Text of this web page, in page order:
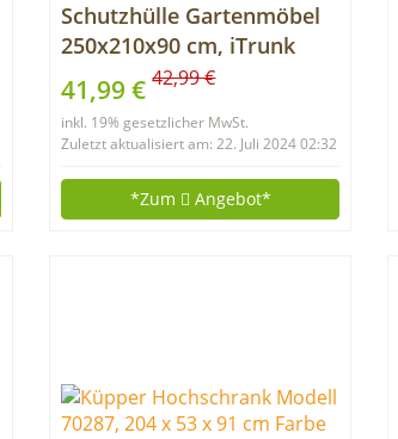
Schutzhülle Gartenmöbel
250x210x90 cm, iTrunk
600D Oxford-Gewebe
wasserdichte Abdeckung
für Gartenmöbel, Anti-UV,
mit Luftauslass für Tische
und Stühle, Sofas,
41,99 €42,99 €
inkl. 19% gesetzlicher MwSt.
Zuletzt aktualisiert am: 22. Juli 2024 02:32
*Zum Angebot*